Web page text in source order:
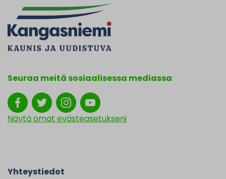
Seuraa meitä sosiaalisessa mediassa
Näytä omat evästeasetukseni
Yhteystiedot